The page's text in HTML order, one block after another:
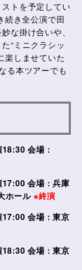
トを予定してい
続き全公演で田
な掛け合いや、
“ミニクラシッ
楽しませていた
る本ツアーでも
会場 :
会場 : 兵庫
ホール ※終演
会場 : 東京
会場 : 東京